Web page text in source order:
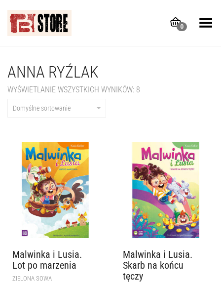
0
Toggle Menu
ANNA RYŹLAK
WYŚWIETLANIE WSZYSTKICH WYNIKÓW: 8
Domyślne sortowanie
Malwinka i Lusia.
Lot po marzenia
ZIELONA SOWA
Malwinka i Lusia.
Skarb na końcu
tęczy